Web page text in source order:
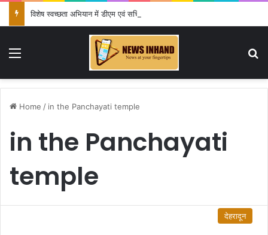
Menu
Home / in the Panchayati temple
in the Panchayati
temple
देहरादून